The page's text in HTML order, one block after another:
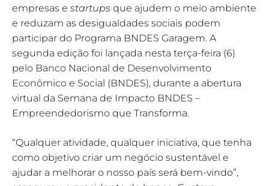
empresas e startups que ajudem o meio ambiente
e reduzam as desigualdades sociais podem
participar do Programa BNDES Garagem. A
segunda edição foi lançada nesta terça-feira (6)
pelo Banco Nacional de Desenvolvimento
Econômico e Social (BNDES), durante a abertura
virtual da Semana de Impacto BNDES –
Empreendedorismo que Transforma.
“Qualquer atividade, qualquer iniciativa, que tenha
como objetivo criar um negócio sustentável e
ajudar a melhorar o nosso país será bem-vindo”,